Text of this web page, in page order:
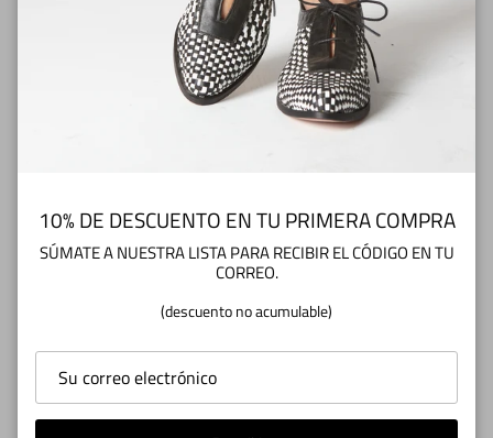
Botín Oliva Acero
Precio normal
$98.000
2 reseñas
10% DE DESCUENTO EN TU PRIMERA COMPRA
SÚMATE A NUESTRA LISTA PARA RECIBIR EL CÓDIGO EN TU
CORREO.
(descuento no acumulable)